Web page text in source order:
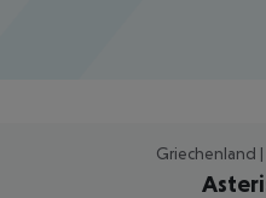
Griechenland |